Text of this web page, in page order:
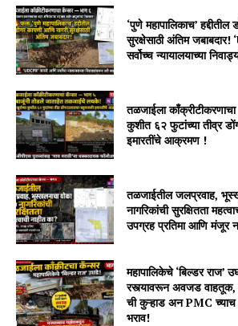
‘पुणे महापालिकाच’
सुरक्षेसाठी अंतिम
सर्वोच्च न्यायालयाच्या
तळजाईला
कुशीत ६२ फुटांच्या तीव्र
इमारतींचे आक्रमण !
तळजाईतील जलप्रवाह,
नागरिकांची सुरक्षितता
उपग्रह प्रतिमा आणि मंजूर
महापालिकेचे ‘बिल्डर राज’
रस्त्यावरून अवजड वाहतूक,
ची कुऱ्हाड अन PMC च्याच
भराव!